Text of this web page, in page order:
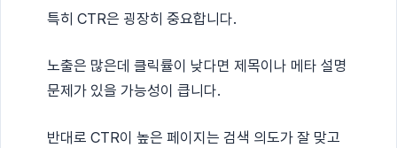
특히 CTR은 굉장히 중요합니다.
노출은 많은데 클릭률이 낮다면 제목이나 메타 설명
문제가 있을 가능성이 큽니다.
반대로 CTR이 높은 페이지는 검색 의도가 잘 맞고